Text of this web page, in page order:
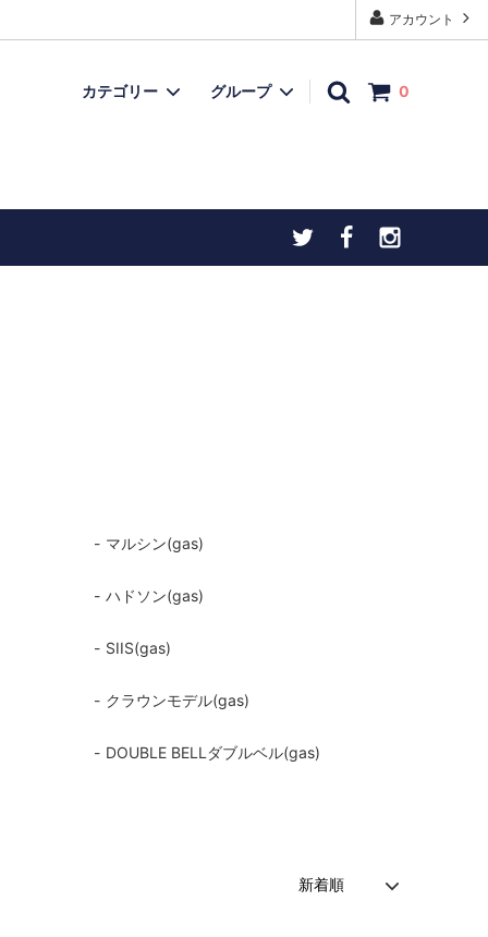
アカウント
0
カテゴリー
忍者ダーツ・手裏剣ダーツ
グループ
用 チトセオリジナル製品
マルシン(gas)
ハドソン(gas)
SIIS(gas)
クラウンモデル(gas)
DOUBLE BELLダブルベル(gas)